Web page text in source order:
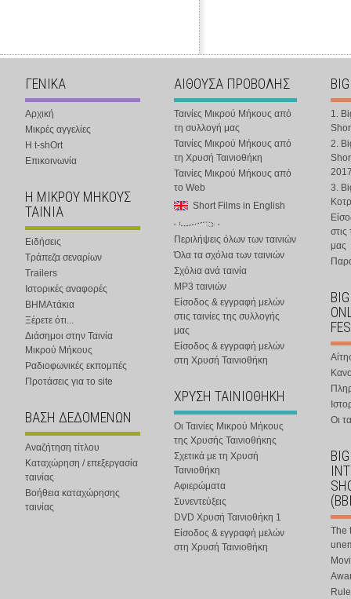
ΓΕΝΙΚΑ
Αρχική
Μικρές αγγελίες
Η t-shOrt
Επικοινωνία
Η ΜΙΚΡΟΥ ΜΗΚΟΥΣ
ΤΑΙΝΙΑ
Ειδήσεις
Τράπεζα σεναρίων
Trailers
Ιστορικές αναφορές
ΒΗΜΑτάκια
Ξέρετε ότι...
Διάσημοι στην Ταινία
Μικρού Μήκους
Ραδιοφωνικές εκπομπές
Προτάσεις για το site
ΒΑΣΗ ΔΕΔΟΜΕΝΩΝ
Αναζήτηση τίτλου
Καταχώρηση / επεξεργασία
ταινίας
Βοήθεια καταχώρησης
ταινίας
ΑΙΘΟΥΣΑ ΠΡΟΒΟΛΗΣ
Ταινίες Μικρού Μήκους από
τη συλλογή μας
Ταινίες Μικρού Μήκους από
τη Χρυσή Ταινιοθήκη
Ταινίες Μικρού Μήκους από
το Web
Short Films in English
Περιλήψεις όλων των ταινιών
Όλα τα σχόλια των ταινιών
Σχόλια ανά ταινία
MP3 ταινιών
Είσοδος & εγγραφή μελών
στις ταινίες της συλλογής
μας
Είσοδος & εγγραφή μελών
στη Χρυσή Ταινιοθήκη
ΧΡΥΣΗ ΤΑΙΝΙΟΘΗΚΗ
Οι Ταινίες Μικρού Μήκους
της Χρυσής Ταινιοθήκης
Σχετικά με τη Χρυσή
Ταινιοθήκη
Αφιερώματα
Συνεντεύξεις
DVD Χρυσή Ταινιοθήκη 1
Είσοδος & εγγραφή μελών
στη Χρυσή Ταινιοθήκη
1.
2.
3.
στις
μας
Οι
The